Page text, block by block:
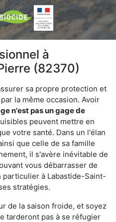
à
(82370)
sa propre protection et
la même occasion. Avoir
n'est pas un gage de
peuvent mettre en
votre santé. Dans un l'élan
que celle de sa famille
il s'avère inévitable de
vous débarrasser de
à Labastide-Saint-
stratégies.
de la saison froide, et soyez
tarderont pas à se réfugier